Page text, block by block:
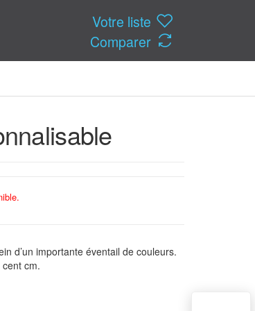
Votre liste
Comparer
d’un importante éventail de couleurs.
cm.